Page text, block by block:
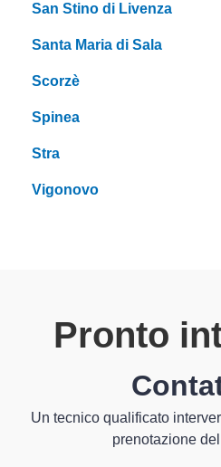
San Stino di Livenza
Santa Maria di Sala
Scorzè
Spinea
Stra
Vigonovo
Pronto
Un tecnico qualificato
prenotazione